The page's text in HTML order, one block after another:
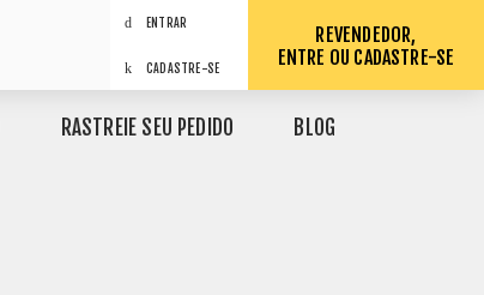
ENTRAR
CADASTRE-SE
REVENDEDOR,
ENTRE OU CADASTRE-SE
RASTREIE SEU PEDIDO BLOG